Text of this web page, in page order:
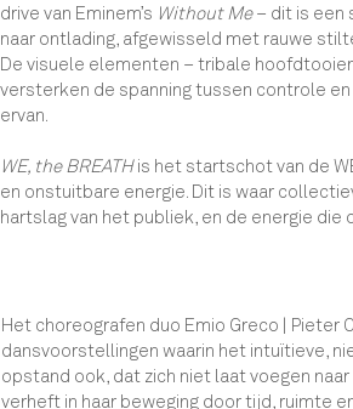
drive van Eminem’s Without Me– dit is een
naar ontlading, afgewisseld met rauwe
De visuele elementen – tribale
versterken de spanning tussen controle
ervan.
WE, the BREATHis het startschot van de
en onstuitbare energie. Dit is waar
hartslag van het publiek, en de energie
Het choreografen duo Emio Greco |
dansvoorstellingen waarin het intuïtieve,
opstand ook, dat zich niet laat voegen
verheft in haar beweging door tijd, ruimte